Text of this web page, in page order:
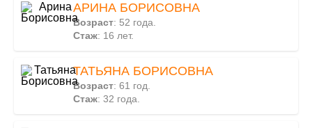
АРИНА БОРИСОВНА
Возраст: 52 года.
Стаж: 16 лет.
ТАТЬЯНА БОРИСОВНА
Возраст: 61 год.
Стаж: 32 года.